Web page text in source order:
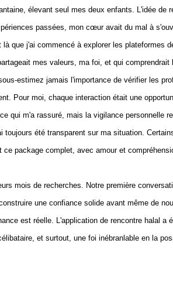
élevant seul mes deux enfants. L'idée
passées, mon cœur avait du mal à
que j'ai commencé à explorer les plateformes
mes valeurs, ma foi, et qui
estimez jamais l'importance de vérifier les
Pour moi, chaque interaction était une
qui m'a rassuré, mais la vigilance personnelle
été transparent sur ma situation.
package complet, avec amour et
mois de recherches. Notre première
une confiance solide avant même de
est réelle. L'application de rencontre halal
et surtout, une foi inébranlable en la